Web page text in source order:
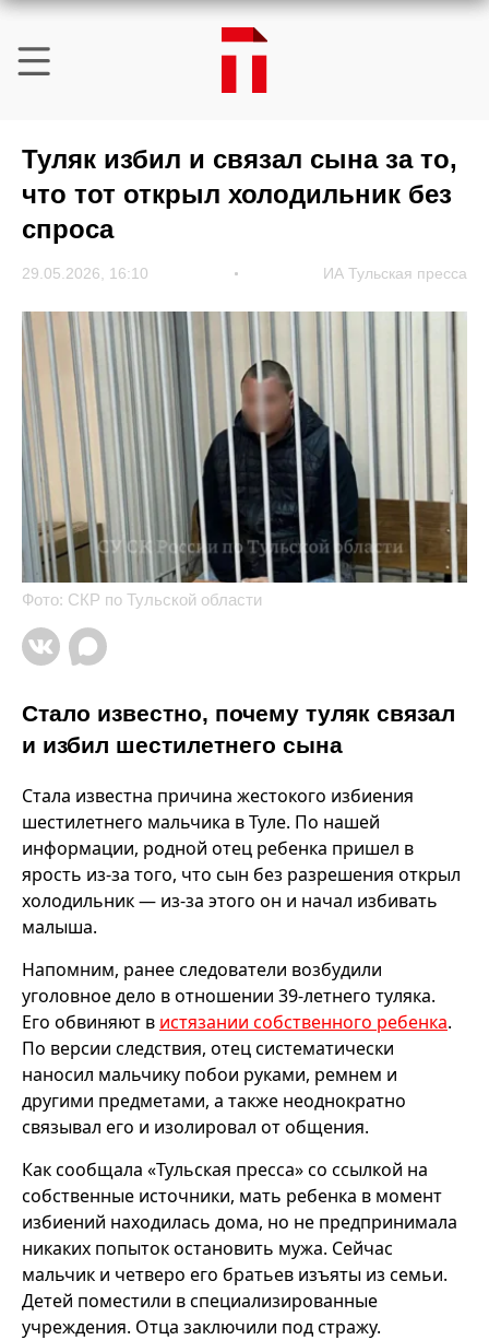
Туляк избил и связал сына за то,
что тот открыл холодильник без
спроса
29.05.2026, 16:10 ИА Тульская пресса
Фото: СКР по Тульской области
Стало известно, почему туляк связал
и избил шестилетнего сына
Стала известна причина жестокого избиения
шестилетнего мальчика в Туле. По нашей
информации, родной отец ребенка пришел в
ярость из-за того, что сын без разрешения открыл
холодильник — из-за этого он и начал избивать
малыша.
Напомним, ранее следователи возбудили
уголовное дело в отношении 39-летнего туляка.
Его обвиняют в истязании собственного ребенка.
По версии следствия, отец систематически
наносил мальчику побои руками, ремнем и
другими предметами, а также неоднократно
связывал его и изолировал от общения.
Как сообщала «Тульская пресса» со ссылкой на
собственные источники, мать ребенка в момент
избиений находилась дома, но не предпринимала
никаких попыток остановить мужа. Сейчас
мальчик и четверо его братьев изъяты из семьи.
Детей поместили в специализированные
учреждения. Отца заключили под стражу.